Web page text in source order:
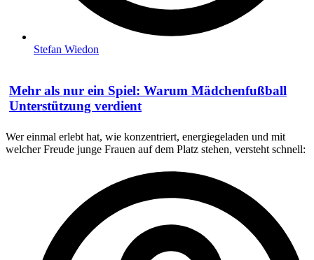
Stefan Wiedon
Mehr als nur ein Spiel: Warum Mädchenfußball
Unterstützung verdient
Wer einmal erlebt hat, wie konzentriert, energiegeladen und mit
welcher Freude junge Frauen auf dem Platz stehen, versteht schnell: